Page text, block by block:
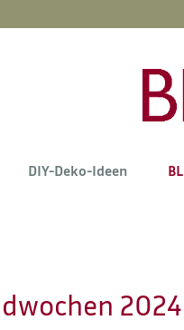
DIY-Deko-Ideen